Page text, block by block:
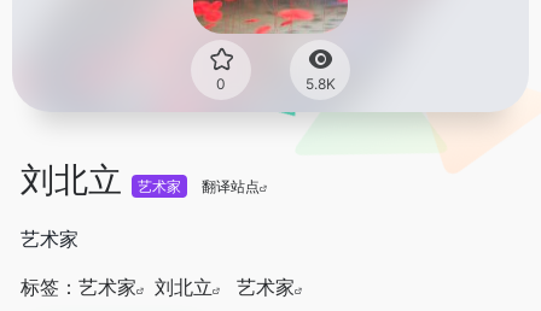
0 5.8K
刘北立 艺术家 翻译站点
艺术家
标签： 艺术家 刘北立 艺术家